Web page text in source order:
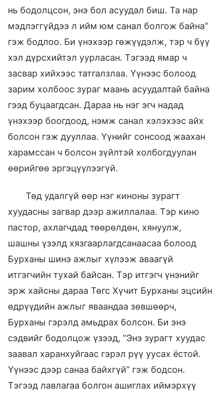
нь бодолцсон, энэ бол асуудал биш. Та нар
мэдлэггүйдээ л ийм юм санал болгож байна”
гэж бодлоо. Би үнэхээр гөжүүдэлж, тэр ч бүү
хэл дүрсхийтэл уурласан. Тэгээд ямар ч
засвар хийхээс татгалзлаа. Үүнээс болоод
зарим холбоос зураг маань асуудалтай байна
гээд буцаагдсан. Дараа нь нэг эгч надад
үнэхээр боогдоод, нэмж санал хэлэхээс айх
болсон гэж дууллаа. Үүнийг сонсоод жаахан
харамссан ч болсон зүйлтэй холбогдуулан
өөрийгөө эргэцүүлээгүй.
Төд удалгүй өөр нэг киноны зурагт
хуудасны загвар дээр ажиллалаа. Тэр кино
пастор, ахлагчдад төөрөлдөн, хянуулж,
шашны үзэлд хязгаарлагдсанаасаа болоод
Бурханы шинэ ажлыг хүлээж аваагүй
итгэгчийн тухай байсан. Тэр итгэгч үнэнийг
эрж хайсны дараа Төгс Хүчит Бурханы эцсийн
өдрүүдийн ажлыг яваандаа зөвшөөрч,
Бурханы гэрэлд амьдрах болсон. Би энэ
сэдвийг бодолцож үзээд, “Энэ зурагт хуудас
заавал харанхуйгаас гэрэл рүү уусах ёстой.
Үүнээс дээр санаа байхгүй” гэж бодсон.
Тэгээд лавлагаа болгон ашиглах иймэрхүү